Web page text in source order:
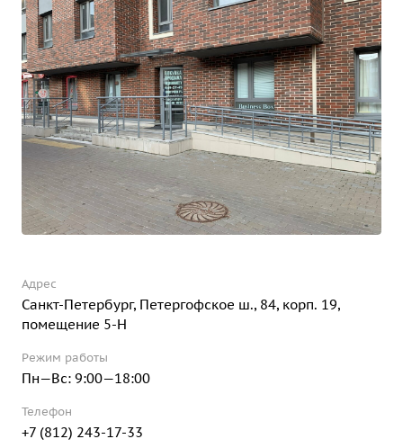
Адрес
Санкт-Петербург, Петергофское ш., 84, корп. 19,
помещение 5-Н
Режим работы
Пн—Вс: 9:00—18:00
Телефон
+7 (812) 243-17-33